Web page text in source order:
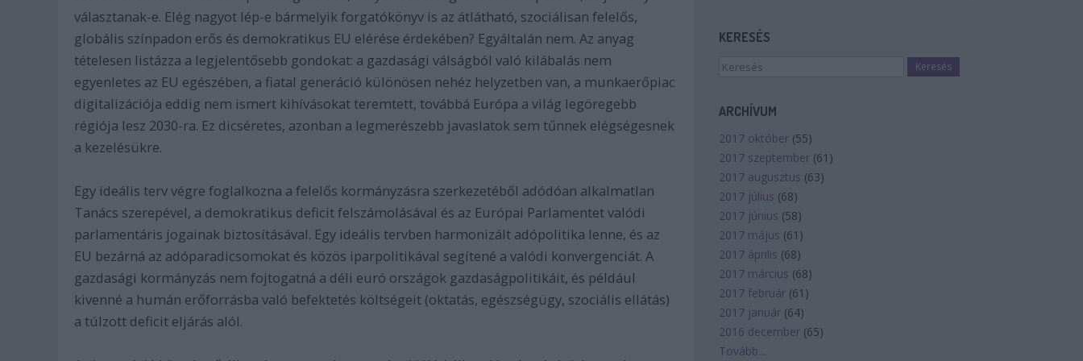
választanak-e. Elég nagyot lép-e bármelyik forgatókönyv is az átlátható, szociálisan felelős,
globális színpadon erős és demokratikus EU elérése érdekében? Egyáltalán nem. Az anyag
tételesen listázza a legjelentősebb gondokat: a gazdasági válságból való kilábalás nem
egyenletes az EU egészében, a fiatal generáció különösen nehéz helyzetben van, a munkaerőpiac
digitalizációja eddig nem ismert kihívásokat teremtett, továbbá Európa a világ legöregebb
régiója lesz 2030-ra. Ez dicséretes, azonban a legmerészebb javaslatok sem tűnnek elégségesnek
a kezelésükre.
Egy ideális terv végre foglalkozna a felelős kormányzásra szerkezetéből adódóan alkalmatlan
Tanács szerepével, a demokratikus deficit felszámolásával és az Európai Parlamentet valódi
parlamentáris jogainak biztosításával. Egy ideális tervben harmonizált adópolitika lenne, és az
EU bezárná az adóparadicsomokat és közös iparpolitikával segítené a valódi konvergenciát. A
gazdasági kormányzás nem fojtogatná a déli euró országok gazdaságpolitikáit, és például
kivenné a humán erőforrásba való befektetés költségeit (oktatás, egészségügy, szociális ellátás)
a túlzott deficit eljárás alól.
KERESÉS
ARCHÍVUM
2017 október (55)
2017 szeptember (61 )
2017 augusztus (63)
2017 július (68)
2017 június (58)
2017 május (61 )
2017 április (68)
2017 március (68)
2017 február (61 )
2017 január (64)
2016 december (65)
Tovább...